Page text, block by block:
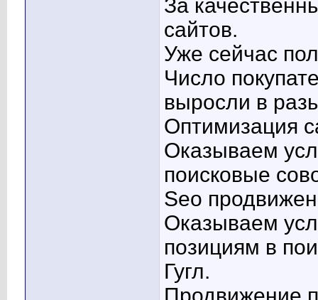
За
сайтов.
Уже сейчас
Число
выросли в
Оптимизация
Оказываем
поисковые
Seo
Оказываем
позициям в
Гугл.